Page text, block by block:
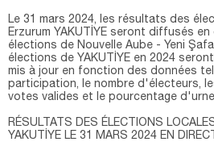
Le 31 mars 2024, les résultats des
Erzurum YAKUTİYE seront diffusés
élections de Nouvelle Aube - Yeni
élections de YAKUTİYE en 2024
mis à jour en fonction des données
participation, le nombre d'électeurs,
votes valides et le pourcentage
RÉSULTATS DES ÉLECTIONS
YAKUTİYE LE 31 MARS 2024 EN